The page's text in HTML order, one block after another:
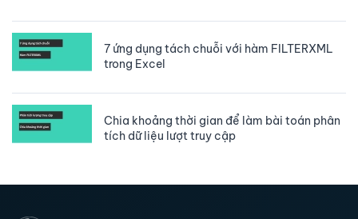
7 ứng dụng tách chuỗi với hàm FILTERXML
trong Excel
Chia khoảng thời gian để làm bài toán phân
tích dữ liệu lượt truy cập